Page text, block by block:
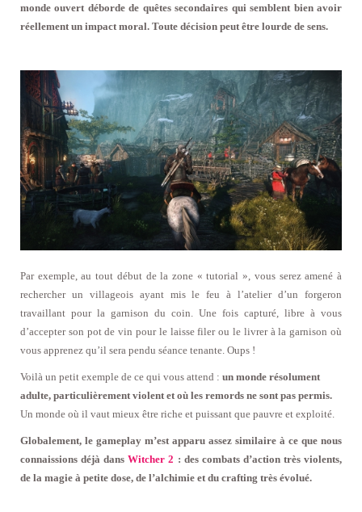
monde ouvert déborde de quêtes secondaires qui semblent bien avoir
réellement un impact moral. Toute décision peut être lourde de sens.
Par exemple, au tout début de la zone « tutorial », vous serez amené à
rechercher un villageois ayant mis le feu à l’atelier d’un forgeron
travaillant pour la garnison du coin. Une fois capturé, libre à vous
d’accepter son pot de vin pour le laisse filer ou le livrer à la garnison où
vous apprenez qu’il sera pendu séance tenante. Oups !
Voilà un petit exemple de ce qui vous attend : un monde résolument
adulte, particulièrement violent et où les remords ne sont pas permis.
Un monde où il vaut mieux être riche et puissant que pauvre et exploité.
Globalement, le gameplay m’est apparu assez similaire à ce que nous
connaissions déjà dansWitcher 2 : des combats d’action très violents,
de la magie à petite dose, de l’alchimie et du crafting très évolué.